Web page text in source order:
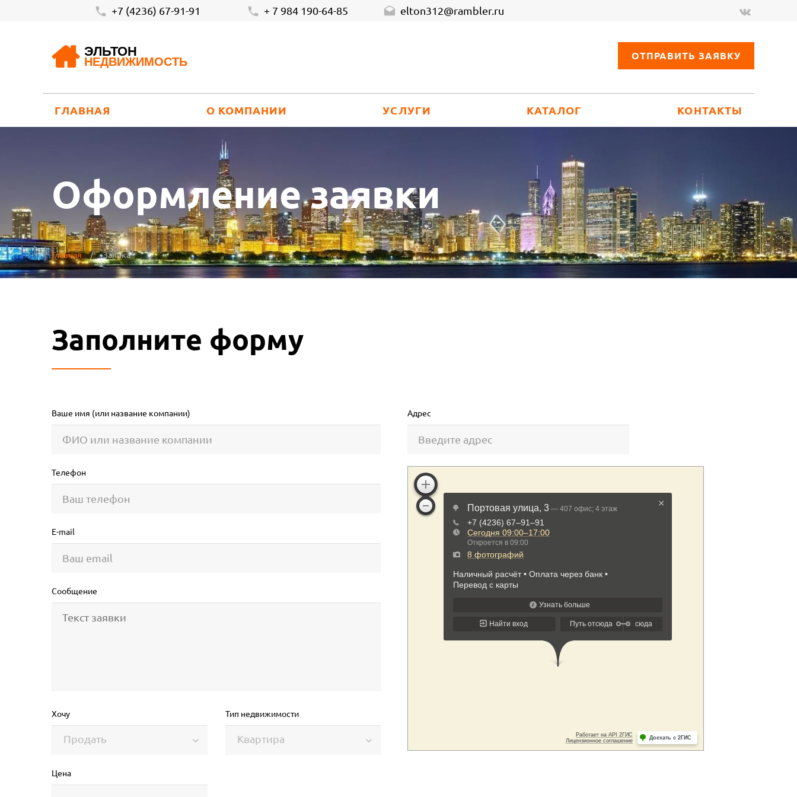
+7 (4236) 67-91-91 + 7 984 190-64-85 elton312@rambler.ru
ЭЛЬТОН
НЕДВИЖИМОСТЬ ОТПРАВИТЬ ЗАЯВКУ
ГЛАВНАЯ О КОМПАНИИ УСЛУГИ КАТАЛОГ КОНТАКТЫ
Оформление заявки
Главная Заявка
Заполните форму
Ваше имя (или название компании)
Телефон
E-mail
Сообщение
Хочу
Продать
Тип недвижимости
Квартира
Цена
Адрес